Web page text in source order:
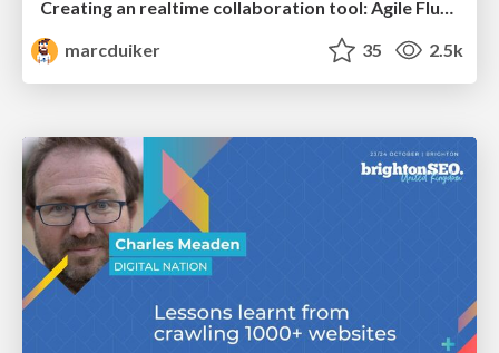
Creating an realtime collaboration tool: Agile Flush - .NET Oxford
marcduiker
35 2.5k